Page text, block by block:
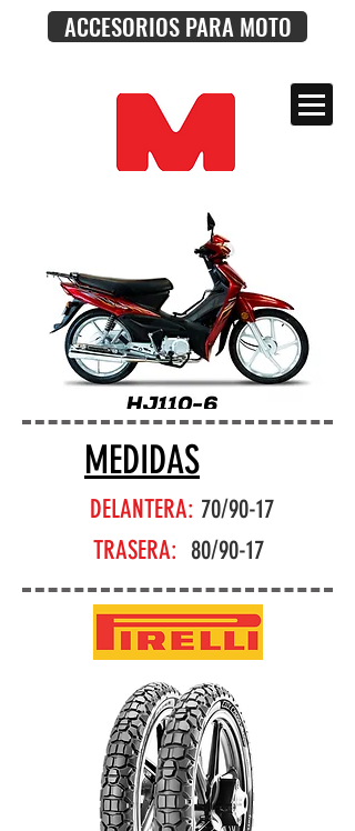
ACCESORIOS PARA MOTO
MEDIDAS
DELANTERA: 70/90-17
TRASERA: 80/90-17